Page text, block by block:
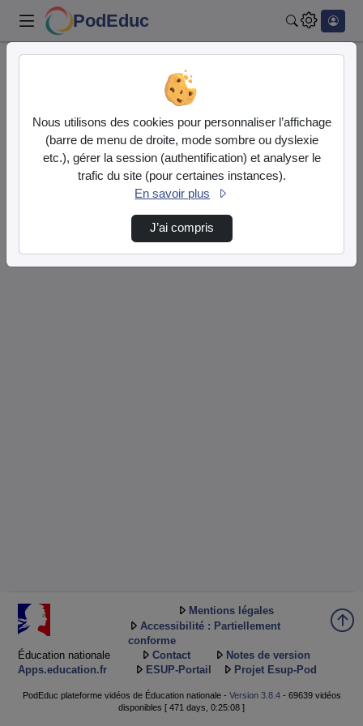
PodEduc
0 vidéo trouvée
Audio Vidéo
Direction de tri
Désolé, aucune vidéo trouvée.
Éducation nationale
Apps.education.fr
Mentions légales
Accessibilité : Partiellement
conforme
Contact
Notes de version
ESUP-Portail
Projet Esup-Pod
PodEduc plateforme vidéos de Éducation nationale - Version 3.8.4- 69639 vidéos
disponibles [ 471 days, 0:25:08 ]
Nous utilisons des cookies pour personnaliser l’affichage
(barre de menu de droite, mode sombre ou dyslexie
etc.), gérer la session (authentification) et analyser le
trafic du site (pour certaines instances).
En savoir plus
J’ai compris